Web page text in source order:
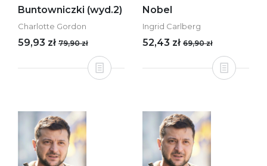
Buntowniczki (wyd.2)
Charlotte Gordon
59,93 zł 79,90 zł
Nobel
Ingrid Carlberg
52,43 zł 69,90 zł